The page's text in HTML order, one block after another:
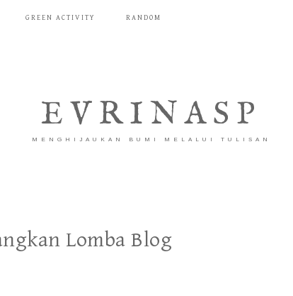
GREEN ACTIVITY RANDOM
EVRINASP
MENGHIJAUKAN BUMI MELALUI TULISAN
Lomba Blog